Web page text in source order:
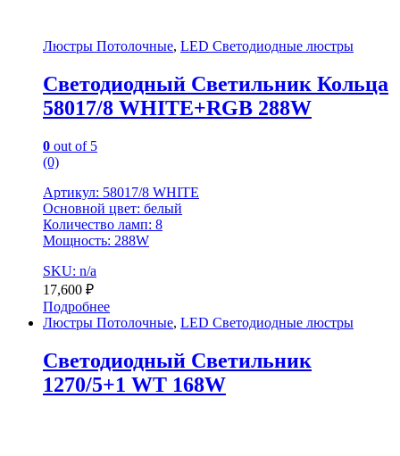
Люстры Потолочные, LED Светодиодные люстры
Светодиодный Светильник Кольца
58017/8 WHITE+RGB 288W
0 out of 5
(0)
Артикул: 58017/8 WHITE
Основной цвет: белый
Количество ламп: 8
Мощность: 288W
SKU: n/a
17,600 ₽
Подробнее
Люстры Потолочные, LED Светодиодные люстры
Светодиодный Светильник
1270/5+1 WT 168W